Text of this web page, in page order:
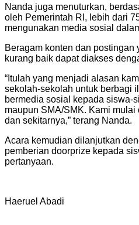
Nanda juga menuturkan,
oleh Pemerintah RI, lebih dari
mengunakan media sosial
Beragam konten dan postingan
kurang baik dapat diakses
“Itulah yang menjadi alasan
sekolah-sekolah untuk berbagi
bermedia sosial kepada siswa-
maupun SMA/SMK. Kami
dan sekitarnya,” terang Nanda.
Acara kemudian dilanjutkan
pemberian doorprize kepada
pertanyaan.
Haeruel Abadi